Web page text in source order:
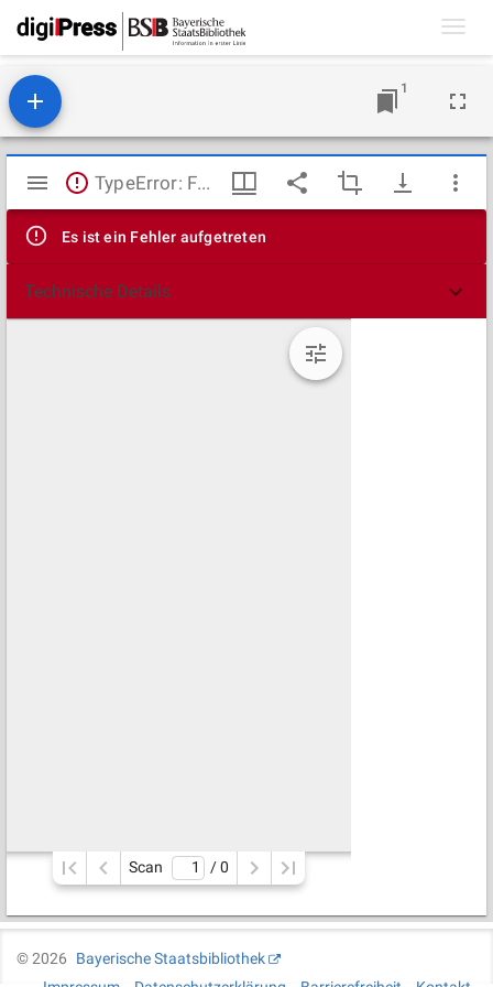
1
Mirador
Viewer
TypeError: Failed to fetch
Es ist ein Fehler aufgetreten
Technische Details
Scan / 0
©2026
Bayerische Staatsbibliothek